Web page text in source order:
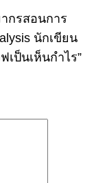
กรสอนการ
นักเขียน
เป็นเห็นกำไร”